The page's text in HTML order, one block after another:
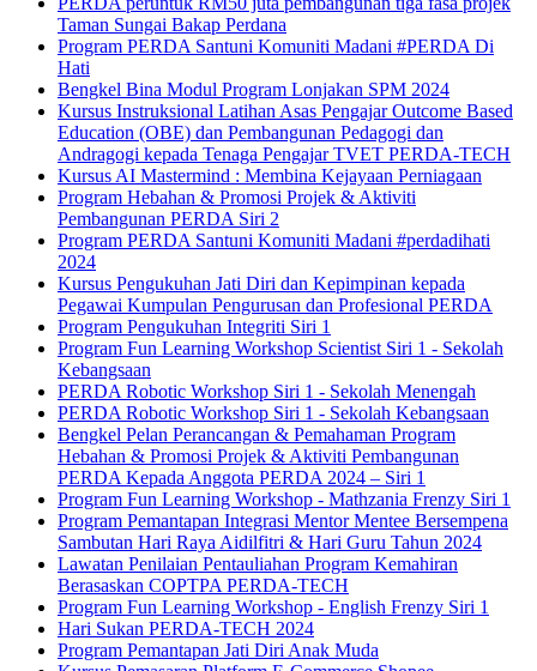
Taman Sungai Bakap Perdana
Program PERDA Santuni Komuniti Madani #PERDA Di
Hati
Bengkel Bina Modul Program Lonjakan SPM 2024
Kursus Instruksional Latihan Asas Pengajar Outcome Based
Education (OBE) dan Pembangunan Pedagogi dan
Andragogi kepada Tenaga Pengajar TVET PERDA-TECH
Kursus AI Mastermind : Membina Kejayaan Perniagaan
Program Hebahan & Promosi Projek & Aktiviti
Pembangunan PERDA Siri 2
Program PERDA Santuni Komuniti Madani #perdadihati
2024
Kursus Pengukuhan Jati Diri dan Kepimpinan kepada
Pegawai Kumpulan Pengurusan dan Profesional PERDA
Program Pengukuhan Integriti Siri 1
Program Fun Learning Workshop Scientist Siri 1 - Sekolah
Kebangsaan
PERDA Robotic Workshop Siri 1 - Sekolah Menengah
PERDA Robotic Workshop Siri 1 - Sekolah Kebangsaan
Bengkel Pelan Perancangan & Pemahaman Program
Hebahan & Promosi Projek & Aktiviti Pembangunan
PERDA Kepada Anggota PERDA 2024 – Siri 1
Program Fun Learning Workshop - Mathzania Frenzy Siri 1
Program Pemantapan Integrasi Mentor Mentee Bersempena
Sambutan Hari Raya Aidilfitri & Hari Guru Tahun 2024
Lawatan Penilaian Pentauliahan Program Kemahiran
Berasaskan COPTPA PERDA-TECH
Program Fun Learning Workshop - English Frenzy Siri 1
Hari Sukan PERDA-TECH 2024
Program Pemantapan Jati Diri Anak Muda